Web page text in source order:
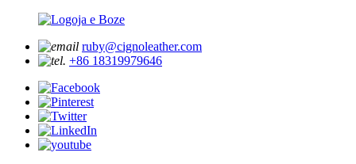
ruby@cignoleather.com
+86 18319979646